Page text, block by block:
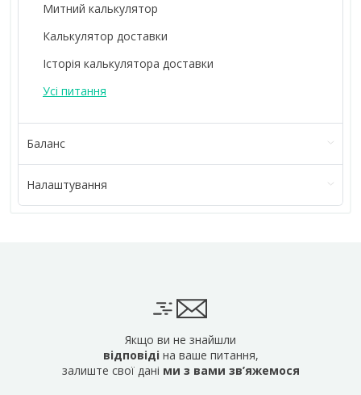
Митний калькулятор
Калькулятор доставки
Історія калькулятора доставки
Усі питання
Баланс
Налаштування
Якщо ви не знайшли
відповіді на ваше питання,
залиште свої дані ми з вами зв’яжемося